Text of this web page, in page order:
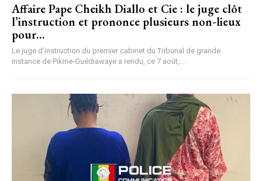
Affaire Pape Cheikh Diallo et Cie : le juge clôt
l’instruction et prononce plusieurs non-lieux
pour…
Le juge d’instruction du premier cabinet du Tribunal de grande
instance de Pikine-Guédiawaye a rendu, ce 7 août,...